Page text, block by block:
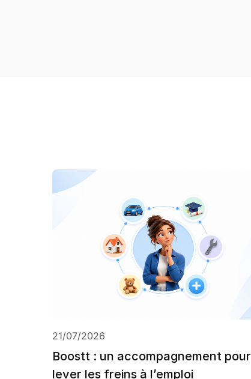
21/07/2026
Boostt : un accompagnement pour
lever les freins à l’emploi